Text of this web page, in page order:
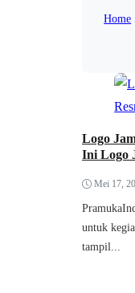
Home
Logo
Ini Logo
Mei 17,
untuk
tampil...